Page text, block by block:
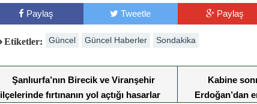
Paylaş Tweetle Paylaş
Etiketler: Güncel Güncel Haberler Sondakika
Şanlıurfa’nın Birecik ve Viranşehir
ilçelerinde fırtınanın yol açtığı hasarlar
Kabine
Erdoğan’dan